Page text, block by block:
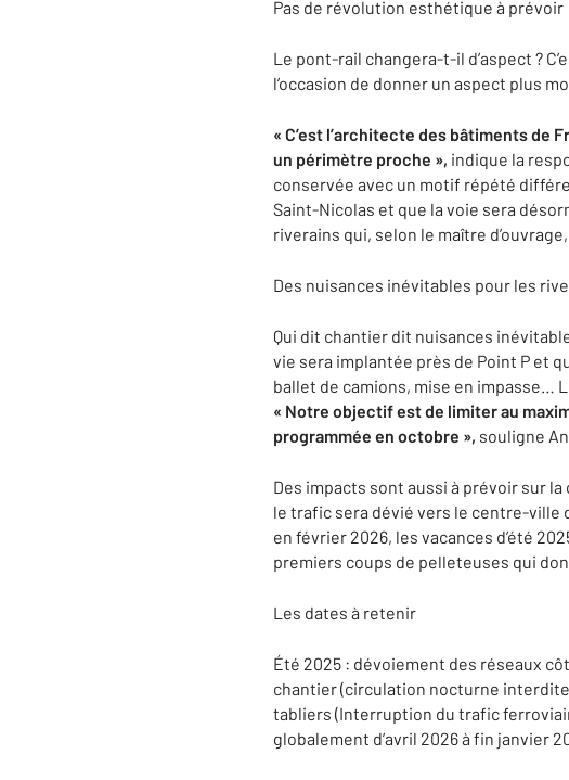
Pas de révolution esthétique à prévoir
Le pont-rail changera-t-il d’aspect ?
l’occasion de donner un aspect plus
« C’est l’architecte des bâtiments de
un périmètre proche », indique la
conservée avec un motif répété
Saint-Nicolas et que la voie sera
riverains qui, selon le maître
Des nuisances inévitables pour les
Qui dit chantier dit nuisances
vie sera implantée près de Point P et
ballet de camions, mise en
« Notre objectif est de limiter au
programmée en octobre », souligne
Des impacts sont aussi à prévoir sur
le trafic sera dévié vers le centre-ville
en février 2026, les vacances d’été
premiers coups de pelleteuses qui
Les dates à retenir
Été 2025 : dévoiement des réseaux
chantier (circulation nocturne interdite
tabliers (Interruption du trafic
globalement d’avril 2026 à fin janvier